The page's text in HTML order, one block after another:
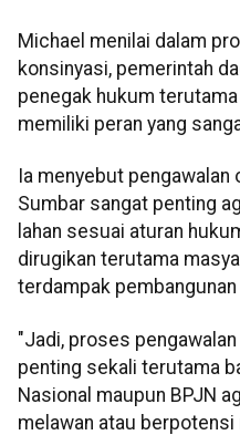
Michael menilai dalam
konsinyasi, pemerintah
penegak hukum
memiliki peran yang
Ia menyebut
Sumbar sangat penting
lahan sesuai aturan
dirugikan terutama
terdampak
"Jadi, proses
penting sekali terutama
Nasional maupun BPJN
melawan atau berpotensi